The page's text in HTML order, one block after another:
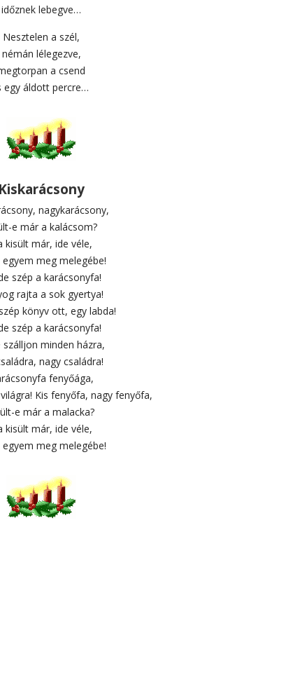
időznek lebegve…
Nesztelen a szél,
némán lélegezve,
a csend
egy áldott percre…
Kiskarácsony
nagykarácsony,
e már a kalácsom?
kisült már, ide véle,
egyem meg melegébe!
szép a karácsonyfa!
rajta a sok gyertya!
könyv ott, egy labda!
szép a karácsonyfa!
szálljon minden házra,
nagy családra!
fenyőága,
Kis fenyőfa, nagy fenyőfa,
e már a malacka?
kisült már, ide véle,
egyem meg melegébe!